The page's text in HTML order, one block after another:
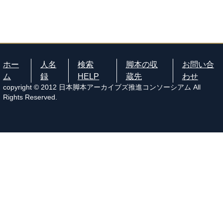
ホー
ム
人名
録
検索
HELP
脚本の収
蔵先
お問い合
わせ
copyright © 2012 日本脚本アーカイブズ推進コンソーシアム All
Rights Reserved.